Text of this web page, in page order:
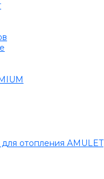
отопления AMULET